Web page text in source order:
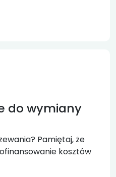
do wymiany
Pamiętaj, że
kosztów